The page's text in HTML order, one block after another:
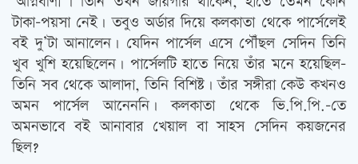
টাকা-পয়সা নেই। তবুও অর্ডার দিয়ে কলকাতা থেকে পার্সেলেই
বই দু’টা আনালেন। যেদিন পার্সেল এসে পৌঁছল সেদিন তিনি
খুব খুশি হয়েছিলেন। পার্সেলটি হাতে নিয়ে তাঁর মনে হয়েছিল-
তিনি সব থেকে আলাদা, তিনি বিশিষ্ট। তাঁর সঙ্গীরা কেউ কখনও
অমন পার্সেল আনেননি। কলকাতা থেকে ভি.পি.পি.-তে
অমনভাবে বই আনাবার খেয়াল বা সাহস সেদিন কয়জনের
ছিল?